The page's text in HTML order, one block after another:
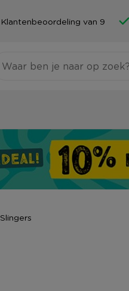
Klantenbeoordeling van 9
Slingers